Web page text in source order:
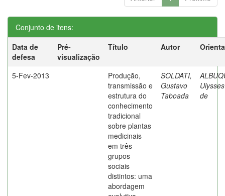
Conjunto de itens:
Data de
defesa
Pré-
visualização
Título Autor
5-Fev-2013
Produção,
transmissão e
estrutura do
conhecimento
tradicional
sobre plantas
medicinais
em três
grupos
sociais
distintos: uma
abordagem
SOLDATI,
Gustavo
Taboada
de